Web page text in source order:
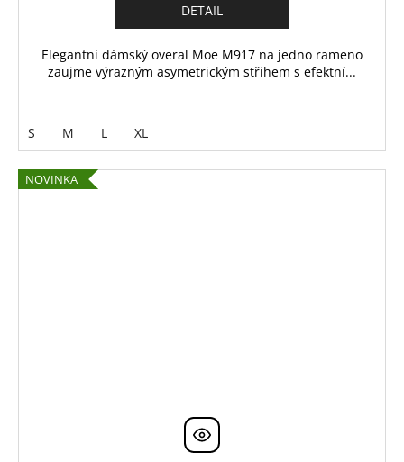
DETAIL
Elegantní dámský overal Moe M917 na jedno rameno
zaujme výrazným asymetrickým střihem s efektní...
S M L XL
NOVINKA